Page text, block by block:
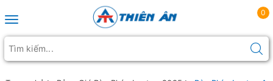
Toggle navigation
0